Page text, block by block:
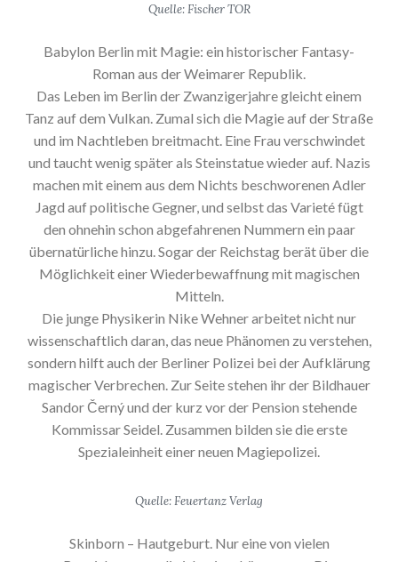
Quelle: Fischer TOR
Babylon Berlin mit Magie: ein historischer Fantasy-
Roman aus der Weimarer Republik.
Das Leben im Berlin der Zwanzigerjahre gleicht einem
Tanz auf dem Vulkan. Zumal sich die Magie auf der Straße
und im Nachtleben breitmacht. Eine Frau verschwindet
und taucht wenig später als Steinstatue wieder auf. Nazis
machen mit einem aus dem Nichts beschworenen Adler
Jagd auf politische Gegner, und selbst das Varieté fügt
den ohnehin schon abgefahrenen Nummern ein paar
übernatürliche hinzu. Sogar der Reichstag berät über die
Möglichkeit einer Wiederbewaffnung mit magischen
Mitteln.
Die junge Physikerin Nike Wehner arbeitet nicht nur
wissenschaftlich daran, das neue Phänomen zu verstehen,
sondern hilft auch der Berliner Polizei bei der Aufklärung
magischer Verbrechen. Zur Seite stehen ihr der Bildhauer
Sandor Černý und der kurz vor der Pension stehende
Kommissar Seidel. Zusammen bilden sie die erste
Spezialeinheit einer neuen Magiepolizei.
Quelle: Feuertanz Verlag
Skinborn – Hautgeburt. Nur eine von vielen